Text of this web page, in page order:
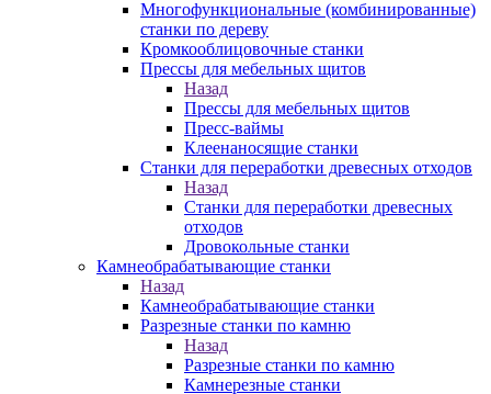
Многофункциональные (комбинированные)
станки по дереву
Кромкооблицовочные станки
Прессы для мебельных щитов
Назад
Прессы для мебельных щитов
Пресс-ваймы
Клеенаносящие станки
Станки для переработки древесных отходов
Назад
Станки для переработки древесных
отходов
Дровокольные станки
Камнеобрабатывающие станки
Назад
Камнеобрабатывающие станки
Разрезные станки по камню
Назад
Разрезные станки по камню
Камнерезные станки